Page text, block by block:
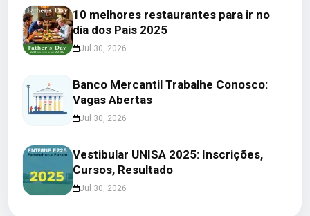
10 melhores restaurantes para ir no
dia dos Pais 2025
Jul 30, 2026
Banco Mercantil Trabalhe Conosco:
Vagas Abertas
Jul 30, 2026
Vestibular UNISA 2025: Inscrições,
Cursos, Resultado
Jul 30, 2026